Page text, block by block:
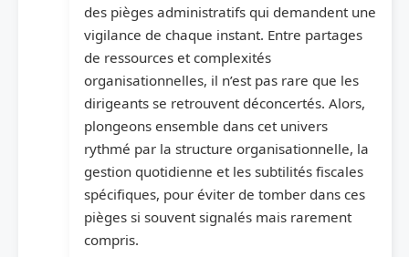
des pièges administratifs qui demandent une
vigilance de chaque instant. Entre partages
de ressources et complexités
organisationnelles, il n’est pas rare que les
dirigeants se retrouvent déconcertés. Alors,
plongeons ensemble dans cet univers
rythmé par la structure organisationnelle, la
gestion quotidienne et les subtilités fiscales
spécifiques, pour éviter de tomber dans ces
pièges si souvent signalés mais rarement
compris.